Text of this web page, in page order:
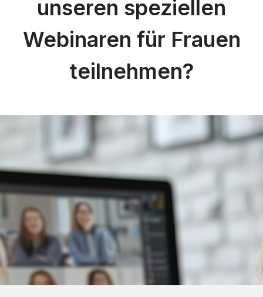
unseren speziellen
Webinaren für Frauen
teilnehmen?